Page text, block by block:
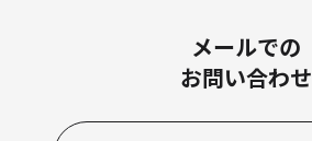
メールでの
お問い合わせ